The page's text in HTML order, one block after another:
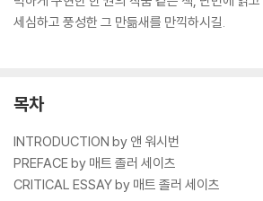
세심하고 풍성한 그 만듦새를 만끽하시길.
목차
INTRODUCTION by 앤 워시번
PREFACE by 매트 졸러 세이츠
CRITICAL ESSAY by 매트 졸러 세이츠